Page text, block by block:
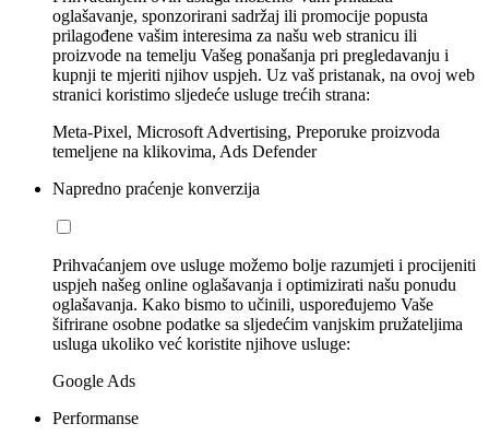
oglašavanje, sponzorirani sadržaj ili promocije popusta
prilagođene vašim interesima za našu web stranicu ili
proizvode na temelju Vašeg ponašanja pri pregledavanju i
kupnji te mjeriti njihov uspjeh. Uz vaš pristanak, na ovoj web
stranici koristimo sljedeće usluge trećih strana:
Meta-Pixel, Microsoft Advertising, Preporuke proizvoda
temeljene na klikovima, Ads Defender
Napredno praćenje konverzija
Prihvaćanjem ove usluge možemo bolje razumjeti i procijeniti
uspjeh našeg online oglašavanja i optimizirati našu ponudu
oglašavanja. Kako bismo to učinili, uspoređujemo Vaše
šifrirane osobne podatke sa sljedećim vanjskim pružateljima
usluga ukoliko već koristite njihove usluge:
Google Ads
Performanse